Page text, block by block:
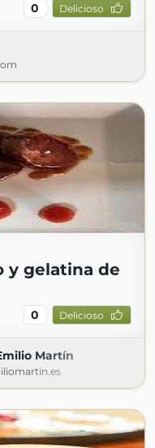
0 Delicioso
y gelatina de
0 Delicioso
Martín